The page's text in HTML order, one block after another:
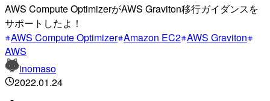
AWS Compute OptimizerがAWS Graviton移行ガイダンスを
サポートしたよ！
AWS Compute Optimizer Amazon EC2 AWS Graviton
AWS
inomaso
2022.01.24